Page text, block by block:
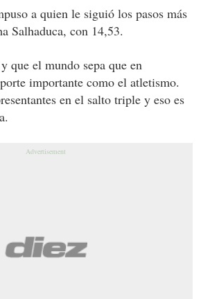
a quien le siguió los pasos más
Salhaduca, con 14,53.
que el mundo sepa que en
importante como el atletismo.
en el salto triple y eso es